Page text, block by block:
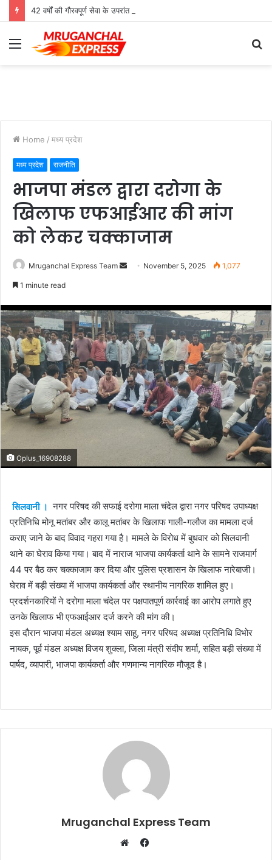
Menu
Home / मध्य प्रदेश
मध्य प्रदेश राजनीति
भाजपा मंडल द्वारा दरोगा के
खिलाफ एफआईआर की मांग
को लेकर चक्काजाम
Mruganchal Express Team
Send November 5, 2025 1,077
1 minute read
Oplus_16908288
सिलवानी । नगर परिषद की सफाई दरोगा माला चंदेल द्वारा नगर परिषद उपाध्यक्ष
प्रतिनिधि मोनू मतांबर और कालू मतांबर के खिलाफ गाली-गलौज का मामला दर्ज
कराए जाने के बाद विवाद गहरा गया है। मामले के विरोध में बुधवार को सिलवानी
थाने का घेराव किया गया। बाद में नाराज भाजपा कार्यकर्ता थाने के सामने राजमार्ग
44 पर बैठ कर चक्काजाम कर दिया और पुलिस प्रशासन के खिलाफ नारेबाजी।
घेराव में बड़ी संख्या में भाजपा कार्यकर्ता और स्थानीय नागरिक शामिल हुए।
प्रदर्शनकारियों ने दरोगा माला चंदेल पर पक्षपातपूर्ण कार्रवाई का आरोप लगाते हुए
उनके खिलाफ भी एफआईआर दर्ज करने की मांग की।
इस दौरान भाजपा मंडल अध्यक्ष श्याम साहू, नगर परिषद अध्यक्ष प्रतिनिधि विभोर
नायक, पूर्व मंडल अध्यक्ष विजय शुक्ला, जिला मंत्री संदीप शर्मा, सहित बड़ी संख्या में
पार्षद, व्यापारी, भाजपा कार्यकर्ता और गणमान्य नागरिक मौजूद है।
Mruganchal Express Team
Facebook